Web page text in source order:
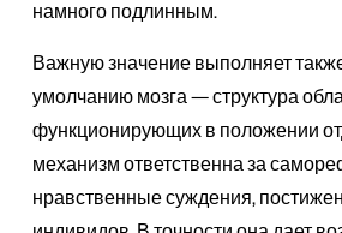
намного подлинным.
Важную значение выполняет
умолчанию мозга — структура
функционирующих в положении
механизм ответственна за
нравственные суждения,